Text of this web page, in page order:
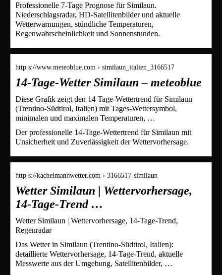
Professionelle 7-Tage Prognose für Similaun.
Niederschlagsradar, HD-Satellitenbilder und aktuelle
Wetterwarnungen, stündliche Temperaturen,
Regenwahrscheinlichkeit und Sonnenstunden.
http s://www.meteoblue.com › similaun_italien_3166517
14-Tage-Wetter Similaun – meteoblue
Diese Grafik zeigt den 14 Tage-Wettertrend für Similaun
(Trentino-Südtirol, Italien) mit Tages-Wettersymbol,
minimalen und maximalen Temperaturen, …
Der professionelle 14-Tage-Wettertrend für Similaun mit
Unsicherheit und Zuverlässigkeit der Wettervorhersage.
http s://kachelmannwetter.com › 3166517-similaun
Wetter Similaun | Wettervorhersage,
14-Tage-Trend …
Wetter Similaun | Wettervorhersage, 14-Tage-Trend,
Regenradar
Das Wetter in Similaun (Trentino-Südtirol, Italien):
detaillierte Wettervorhersage, 14-Tage-Trend, aktuelle
Messwerte aus der Umgebung, Satellitenbilder, …